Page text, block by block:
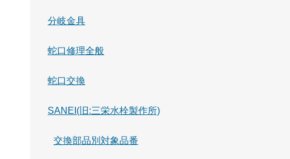
分岐金具
蛇口修理全般
蛇口交換
SANEI(旧:三栄水栓製作所)
交換部品別対象品番